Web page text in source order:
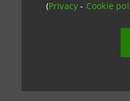
(Privacy- Cookie
Il Fondo